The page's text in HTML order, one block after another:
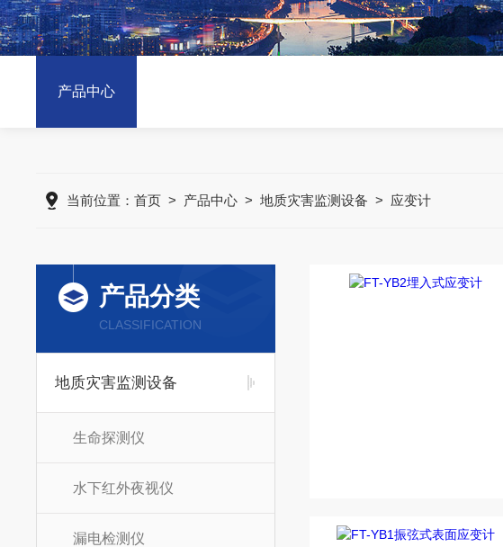
产品中心
当前位置：首页 > 产品中心 >地质灾害监测设备 > 应变计
产品分类
CLASSIFICATION
地质灾害监测设备
生命探测仪
水下红外夜视仪
漏电检测仪